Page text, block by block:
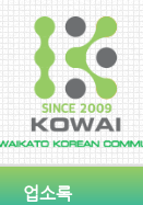
업소록